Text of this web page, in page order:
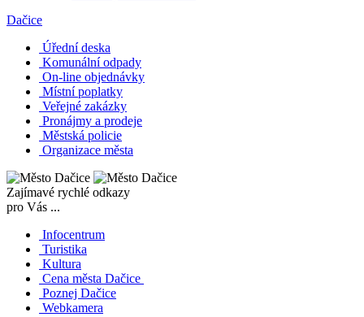
Dačice
Úřední deska
Komunální odpady
On-line objednávky
Místní poplatky
Veřejné zakázky
Pronájmy a prodeje
Městská policie
Organizace města
Zajímavé rychlé odkazy
pro Vás ...
Infocentrum
Turistika
Kultura
Cena města Dačice
Poznej Dačice
Webkamera